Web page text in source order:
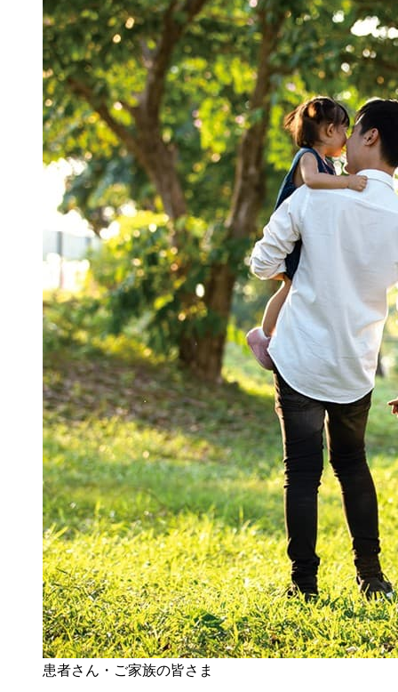
患者さん・ご家族の皆さま